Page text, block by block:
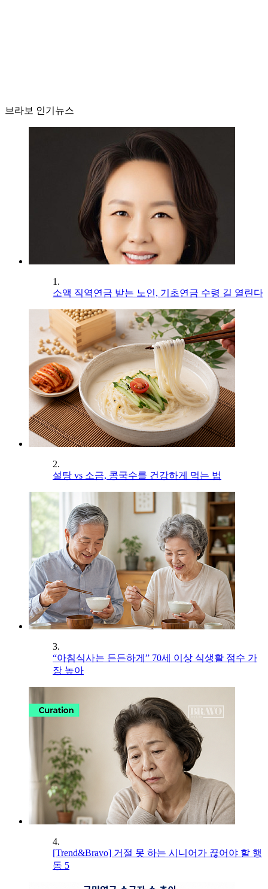
브라보 인기뉴스
1.
소액 직역연금 받는 노인, 기초연금 수령 길 열린다
2.
설탕 vs 소금, 콩국수를 건강하게 먹는 법
3.
“아침식사는 든든하게” 70세 이상 식생활 점수 가
장 높아
4.
[Trend&Bravo] 거절 못 하는 시니어가 끊어야 할 행
동 5